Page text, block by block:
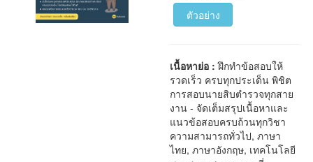
ตัวอย่าง
เนื้อหาย่อ :ฝึกทำข้อสอบให้
รวดเร็ว ครบทุกประเด็น พิชิต
การสอบนายสิบตำรวจทุกสาย
งาน - จัดเต็มสรุปเนื้อหาและ
แนวข้อสอบครบถ้วนทุกวิชา
ความสามารถทั่วไป, ภาษา
ไทย, ภาษาอังกฤษ, เทคโนโลยี